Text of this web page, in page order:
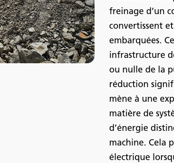
freinage d’un
convertissent
embarquées.
infrastructure
ou nulle de la
réduction
mène à une
matière de
d’énergie
machine. Cela
électrique